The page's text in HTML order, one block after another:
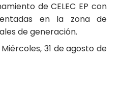
de CELEC EP con
en la zona de
de generación.
31 de agosto de